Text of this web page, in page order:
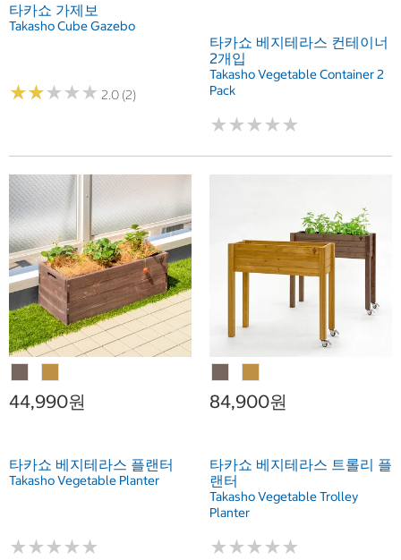
타카쇼 가제보
Takasho Cube Gazebo
★★★★★
★★★★★ 2.0 (2)
타카쇼 베지테라스 컨테이너
2개입
Takasho Vegetable Container 2
Pack
★★★★★
★★★★★
44,990원
타카쇼 베지테라스 플랜터
Takasho Vegetable Planter
★★★★★
★★★★★
84,900원
타카쇼 베지테라스 트롤리 플
랜터
Takasho Vegetable Trolley
Planter
★★★★★
★★★★★